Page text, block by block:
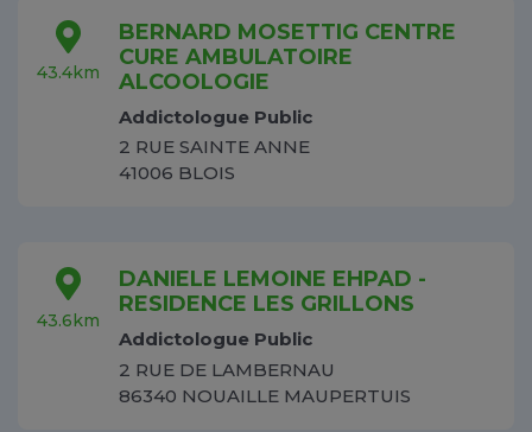
43.4km
BERNARD MOSETTIG CENTRE
CURE AMBULATOIRE
ALCOOLOGIE
Addictologue Public
2 RUE SAINTE ANNE
41006 BLOIS
43.6km
DANIELE LEMOINE EHPAD -
RESIDENCE LES GRILLONS
Addictologue Public
2 RUE DE LAMBERNAU
86340 NOUAILLE MAUPERTUIS